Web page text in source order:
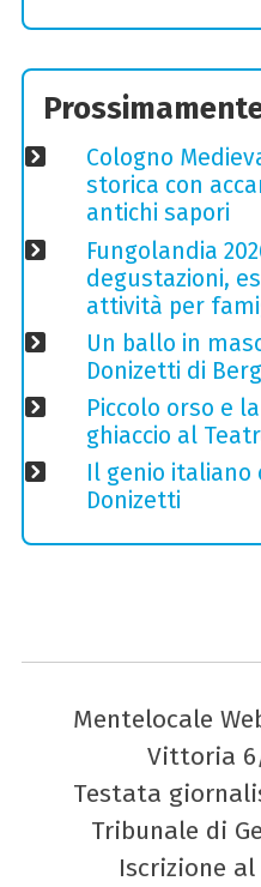
Cologno
storica con
antichi sapori
Fungolandia
degustazioni,
attività per
Un ballo in
Donizetti di
Piccolo orso e
ghiaccio al
Il genio italiano
Donizetti
Mentelocale
Vittoria
Testata
Tribunale di
Iscrizione